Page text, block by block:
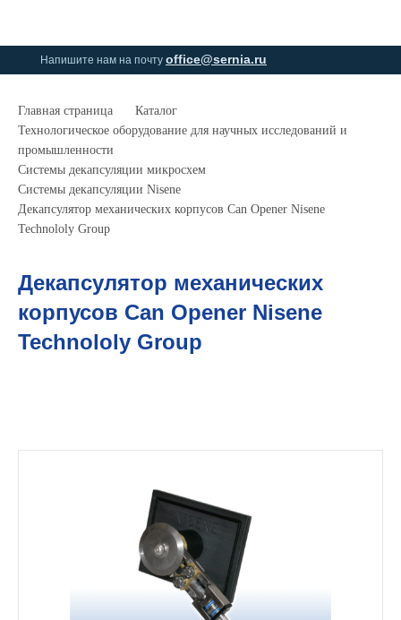
Напишите нам на почту office@sernia.ru
Главная страница
Каталог
Технологическое оборудование для научных исследований и
промышленности
Системы декапсуляции микросхем
Системы декапсуляции Nisene
Декапсулятор механических корпусов Can Opener Nisene
Technololy Group
Декапсулятор механических
корпусов Can Opener Nisene
Technololy Group